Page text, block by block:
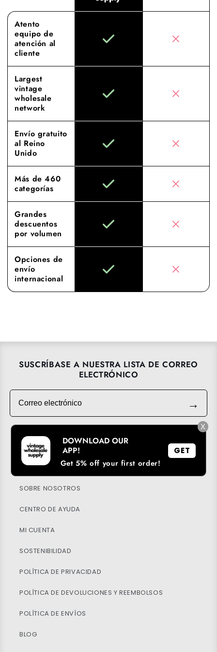
Atento
equipo de
atención al
cliente
Largest
vintage
wholesale
network
Envío gratuito
al Reino
Unido
Más de 460
categorías
Grandes
descuentos
por volumen
Opciones de
envío
internacional
SUSCRÍBASE A NUESTRA LISTA DE CORREO
ELECTRÓNICO
Correo electrónico
→
DESCARGA NUESTRA APP
PROGRAMA DE FIDELIDAD
SOBRE NOSOTROS
CENTRO DE AYUDA
MI CUENTA
SOSTENIBILIDAD
POLÍTICA DE PRIVACIDAD
POLÍTICA DE DEVOLUCIONES Y REEMBOLSOS
POLÍTICA DE ENVÍOS
BLOG
X
DOWNLOAD OUR
APP!
Get 5% off your first order!
GET